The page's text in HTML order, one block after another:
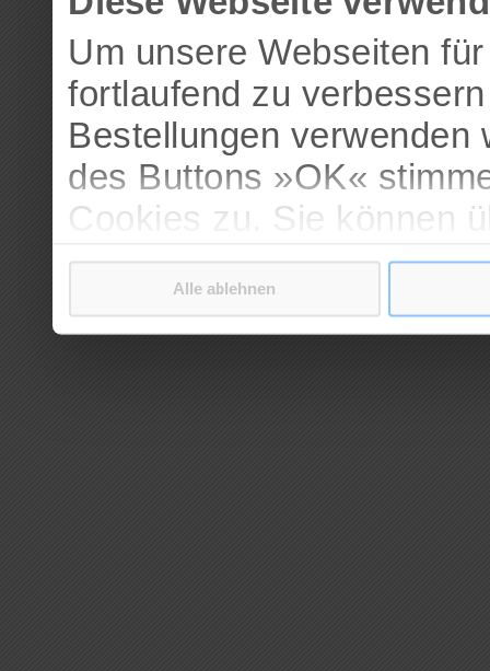
Um unsere Webseiten
fortlaufend zu
Bestellungen
des Buttons »OK«
Cookies zu. Sie können
verschiedenen Cookies
bestätigen.
Weitere Informationen
Alle ablehnen